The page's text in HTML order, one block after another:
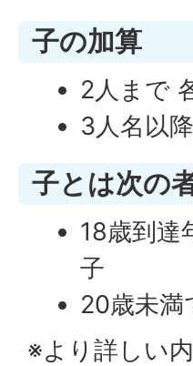
子の加算
2人まで
3人名以
子とは次の
18歳到達
子
20歳未満
※より詳しい